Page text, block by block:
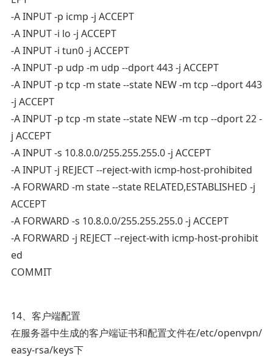
-A INPUT -p icmp -j ACCEPT
-A INPUT -i lo -j ACCEPT
-A INPUT -i tun0 -j ACCEPT
-A INPUT -p udp -m udp --dport 443 -j ACCEPT
-A INPUT -p tcp -m state --state NEW -m tcp --dport 443
-j ACCEPT
-A INPUT -p tcp -m state --state NEW -m tcp --dport 22 -
j ACCEPT
-A INPUT -s 10.8.0.0/255.255.255.0 -j ACCEPT
-A INPUT -j REJECT --reject-with icmp-host-prohibited
-A FORWARD -m state --state RELATED,ESTABLISHED -j
ACCEPT
-A FORWARD -s 10.8.0.0/255.255.255.0 -j ACCEPT
-A FORWARD -j REJECT --reject-with icmp-host-prohibit
ed
COMMIT
14、客户端配置
在服务器中生成的客户端证书和配置文件在/etc/openvpn/
easy-rsa/keys下